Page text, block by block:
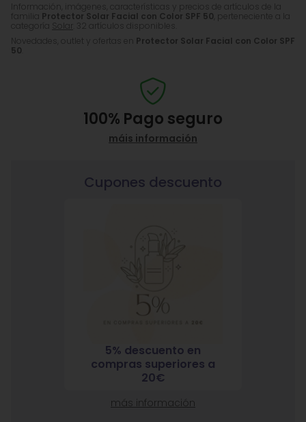
Información, imágenes, características y precios de artículos de la
familia Protector Solar Facial con Color SPF 50 , perteneciente a la
categoría
Solar . 32 artículos disponibles.
Novedades, outlet y ofertas en Protector Solar Facial con Color SPF
50
100% Pago seguro
máis información
Cupones descuento
5% descuento en
compras superiores a
20€
más información